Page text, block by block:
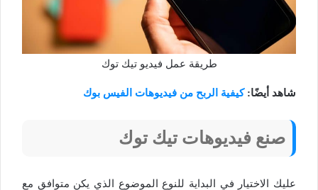
طريقة عمل فيديو تيك توك
شاهد أيضًا:كيفية الربح من فيديوهات الفيس بوك
صنع فيديوهات تيك توك
عليك الاختيار في البداية للنوع الموضوع الذي يكن متوافق مع